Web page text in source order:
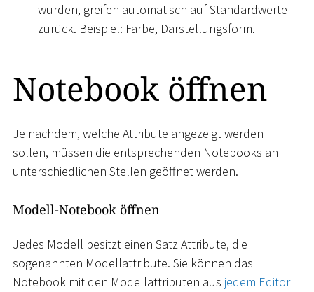
wurden, greifen automatisch auf Standardwerte
zurück. Beispiel: Farbe, Darstellungsform.
Notebook öffnen
Je nachdem, welche Attribute angezeigt werden
sollen, müssen die entsprechenden Notebooks an
unterschiedlichen Stellen geöffnet werden.
Modell-Notebook öffnen
Jedes Modell besitzt einen Satz Attribute, die
sogenannten Modellattribute. Sie können das
Notebook mit den Modellattributen aus jedem Editor